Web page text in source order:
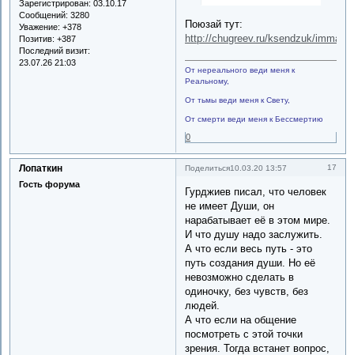
Зарегистрирован: 03.10.17
Сообщений: 3280
Уважение: +378
Позитив: +387
Последний визит:
23.07.26 21:03
Поюзай тут:
http://chugreev.ru/ksendzuk/
От нереального веди меня к
Реальному,
От тьмы веди меня к Свету,
От смерти веди меня к Бессмертию
0
Поделиться 17
10.03.20 13:57
Лопаткин
Гость форума
Гурджиев писал, что человек
не имеет Души, он
нарабатывает её в этом мире.
И что душу надо заслужить.
А что если весь путь - это
путь создания души. Но её
невозможно сделать в
одиночку, без чувств, без
людей.
А что если на общение
посмотреть с этой точки
зрения. Тогда встанет вопрос,